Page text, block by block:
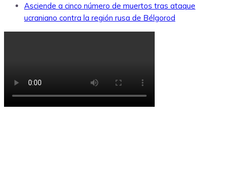
Asciende a cinco número de muertos tras ataque
ucraniano contra la región rusa de Bélgorod